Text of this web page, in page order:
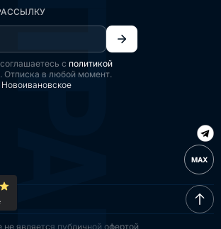
с политикой
. Отписка в любой момент.
MAX
не является публичной офертой